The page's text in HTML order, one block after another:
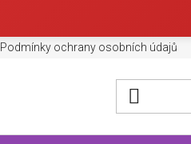
Podmínky ochrany osobních údajů